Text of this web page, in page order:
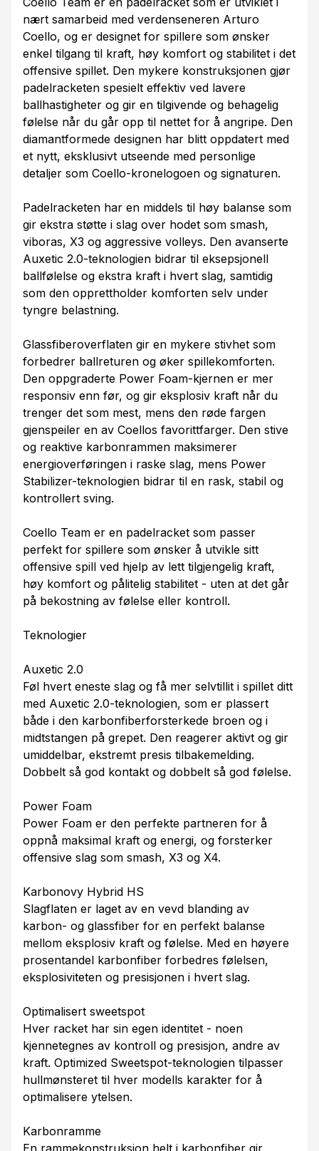
nært samarbeid med verdenseneren Arturo
Coello, og er designet for spillere som ønsker
enkel tilgang til kraft, høy komfort og stabilitet i det
offensive spillet. Den mykere konstruksjonen gjør
padelracketen spesielt effektiv ved lavere
ballhastigheter og gir en tilgivende og behagelig
følelse når du går opp til nettet for å angripe. Den
diamantformede designen har blitt oppdatert med
et nytt, eksklusivt utseende med personlige
detaljer som Coello-kronelogoen og signaturen.
Padelracketen har en middels til høy balanse som
gir ekstra støtte i slag over hodet som smash,
viboras, X3 og aggressive volleys. Den avanserte
Auxetic 2.0-teknologien bidrar til eksepsjonell
ballfølelse og ekstra kraft i hvert slag, samtidig
som den opprettholder komforten selv under
tyngre belastning.
Glassfiberoverflaten gir en mykere stivhet som
forbedrer ballreturen og øker spillekomforten.
Den oppgraderte Power Foam-kjernen er mer
responsiv enn før, og gir eksplosiv kraft når du
trenger det som mest, mens den røde fargen
gjenspeiler en av Coellos favorittfarger. Den stive
og reaktive karbonrammen maksimerer
energioverføringen i raske slag, mens Power
Stabilizer-teknologien bidrar til en rask, stabil og
kontrollert sving.
Coello Team er en padelracket som passer
perfekt for spillere som ønsker å utvikle sitt
offensive spill ved hjelp av lett tilgjengelig kraft,
høy komfort og pålitelig stabilitet - uten at det går
på bekostning av følelse eller kontroll.
Teknologier
Auxetic 2.0
Føl hvert eneste slag og få mer selvtillit i spillet ditt
med Auxetic 2.0-teknologien, som er plassert
både i den karbonfiberforsterkede broen og i
midtstangen på grepet. Den reagerer aktivt og gir
umiddelbar, ekstremt presis tilbakemelding.
Dobbelt så god kontakt og dobbelt så god følelse.
Power Foam
Power Foam er den perfekte partneren for å
oppnå maksimal kraft og energi, og forsterker
offensive slag som smash, X3 og X4.
Karbonovy Hybrid HS
Slagflaten er laget av en vevd blanding av
karbon- og glassfiber for en perfekt balanse
mellom eksplosiv kraft og følelse. Med en høyere
prosentandel karbonfiber forbedres følelsen,
eksplosiviteten og presisjonen i hvert slag.
Optimalisert sweetspot
Hver racket har sin egen identitet - noen
kjennetegnes av kontroll og presisjon, andre av
kraft. Optimized Sweetspot-teknologien tilpasser
hullmønsteret til hver modells karakter for å
optimalisere ytelsen.
Karbonramme